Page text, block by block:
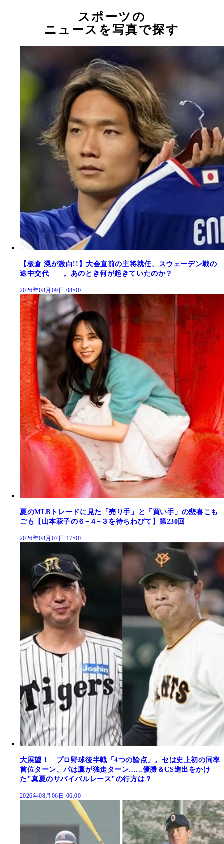
スポーツの
ニュースを写真で探す
【板倉 滉が激白!!】大会直前の主将就任、スウェーデン戦の
途中交代――。あのとき何が起きていたのか？
2026年08月09日 08:00
夏のMLBトレードに見た「売り手」と「買い手」の悲喜こも
ごも【山本萩子の６−４−３を待ちわびて】第230回
2026年08月07日 17:00
大展望！ プロ野球後半戦「4つの論点」。セは史上初の同率
首位ターン、パは鷹が独走ターン......優勝＆CS進出をかけ
た"真夏のサバイバルレース"の行方は？
2026年08月06日 06:00